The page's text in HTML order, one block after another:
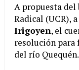
A propuesta
Radical (UCR),
Irigoyen, el
resolución para
del río Quequén.